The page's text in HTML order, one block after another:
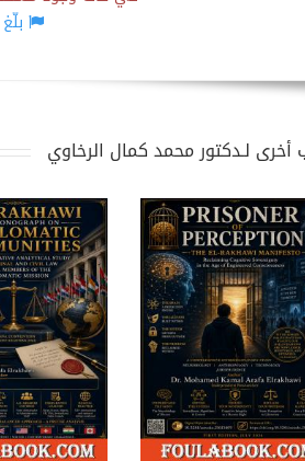
أخرى لـدكتور محمد كمال الرخاوي